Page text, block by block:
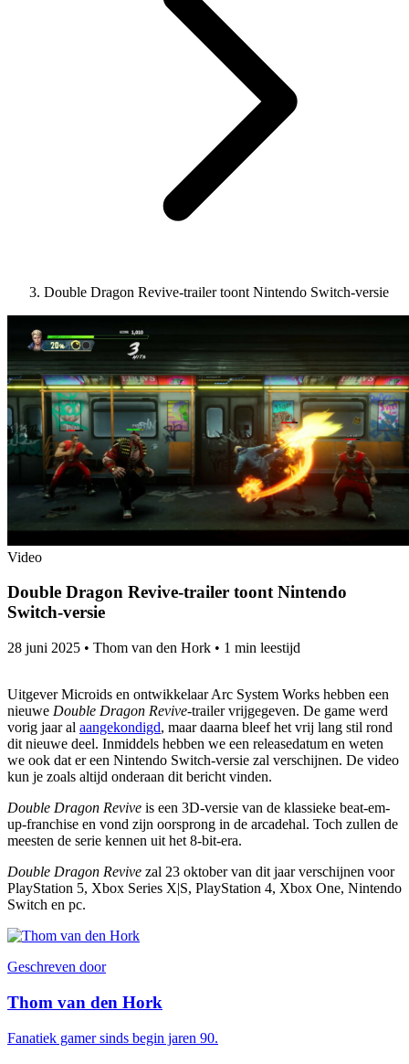
Double Dragon Revive-trailer toont Nintendo Switch-versie
Video
Double Dragon Revive-trailer toont Nintendo
Switch-versie
28 juni 2025 • Thom van den Hork • 1 min leestijd
Uitgever Microids en ontwikkelaar Arc System Works hebben een
nieuwe Double Dragon Revive-trailer vrijgegeven. De game werd
vorig jaar al aangekondigd, maar daarna bleef het vrij lang stil rond
dit nieuwe deel. Inmiddels hebben we een releasedatum en weten
we ook dat er een Nintendo Switch-versie zal verschijnen. De video
kun je zoals altijd onderaan dit bericht vinden.
Double Dragon Revive is een 3D-versie van de klassieke beat-em-
up-franchise en vond zijn oorsprong in de arcadehal. Toch zullen de
meesten de serie kennen uit het 8-bit-era.
Double Dragon Revive zal 23 oktober van dit jaar verschijnen voor
PlayStation 5, Xbox Series X|S, PlayStation 4, Xbox One, Nintendo
Switch en pc.
Geschreven door
Thom van den Hork
Fanatiek gamer sinds begin jaren 90.